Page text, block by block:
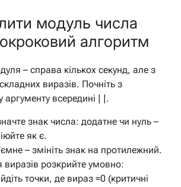
модуль числа
алгоритм
– справа кількох секунд, але з
виразів. Почніть з
аргументу всередині | |.
знак числа: додатне чи нуль –
як є.
– змініть знак на протилежний.
виразів розкрийте умовно:
точки, де вираз =0 (критичні